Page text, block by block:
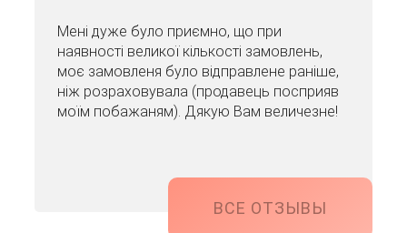
Мені дуже було приємно, що при
наявності великої кількості замовлень,
моє замовленя було відправлене раніше,
ніж розраховувала (продавець посприяв
моїм побажаням). Дякую Вам величезне!
ВСЕ ОТЗЫВЫ